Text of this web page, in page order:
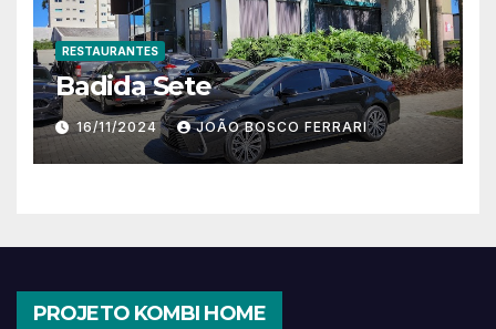
RESTAURANTES
Badida Sete
16/11/2024 JOÃO BOSCO FERRARI
PROJETO KOMBI HOME